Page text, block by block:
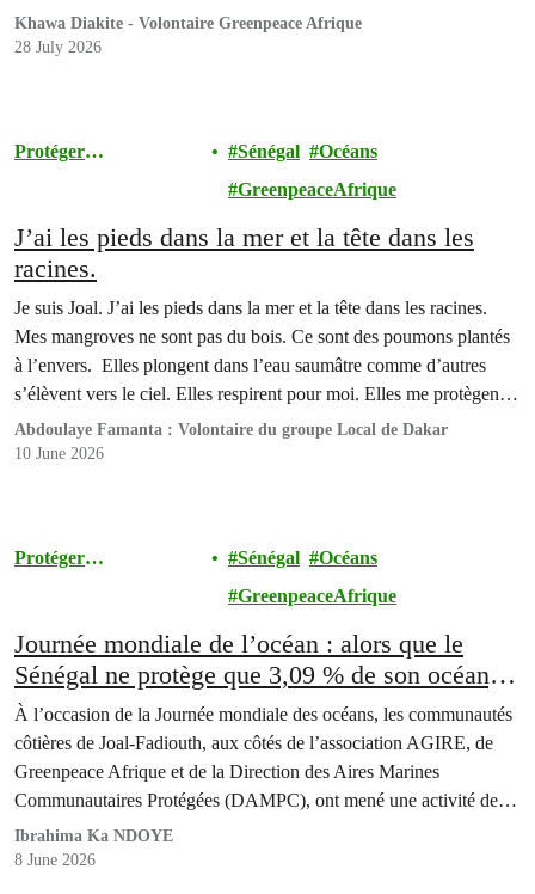
delà d’une simple course.
Khawa Diakite - Volontaire Greenpeace Afrique
28 July 2026
Protéger
Sénégal
Océans
GreenpeaceAfrique
J’ai les pieds dans la mer et la tête dans les
racines.
Je suis Joal. J’ai les pieds dans la mer et la tête dans les racines.
Mes mangroves ne sont pas du bois. Ce sont des poumons plantés
à l’envers. Elles plongent dans l’eau saumâtre comme d’autres
s’élèvent vers le ciel. Elles respirent pour moi. Elles me protègent.
Elles me nourrissent.
Abdoulaye Famanta : Volontaire du groupe Local de Dakar
10 June 2026
Protéger
Sénégal
Océans
GreenpeaceAfrique
Journée mondiale de l’océan : alors que le
Sénégal ne protège que 3,09 % de son océan,
les communautés côtières présentent des
solutions concrètes aux décideurs à Joal-
Fadiouth
À l’occasion de la Journée mondiale des océans, les communautés
côtières de Joal-Fadiouth, aux côtés de l’association AGIRE, de
Greenpeace Afrique et de la Direction des Aires Marines
Communautaires Protégées (DAMPC), ont mené une activité de
restauration de mangroves et procédé à la remise officielle du
rapportJustice pour l’Océan et les Peuples, qui documente le…
Ibrahima Ka NDOYE
8 June 2026